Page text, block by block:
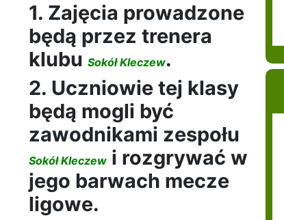
1. Zajęcia prowadzone
będą przez trenera
klubu Sokół Kleczew.
2. Uczniowie tej klasy
będą mogli być
zawodnikami zespołu
Sokół Kleczewi rozgrywać w
jego barwach mecze
ligowe.